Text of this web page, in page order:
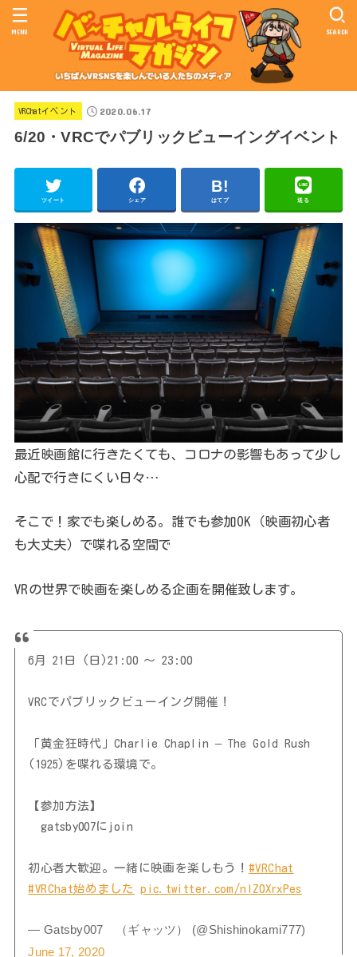
SEARCH
MENU
VRChatイベント 2020.06.17
6/20・VRCでパブリックビューイングイベント
ツイート シェア はてブ 送る
最近映画館に行きたくても、コロナの影響もあって少し
心配で行きにくい日々…
そこで！家でも楽しめる。誰でも参加OK（映画初心者
も大丈夫）で喋れる空間で
VRの世界で映画を楽しめる企画を開催致します。
6月 21日 (日)21:00 ～ 23:00
VRCでパブリックビューイング開催！
「黄金狂時代」Charlie Chaplin – The Gold Rush
(1925)を喋れる環境で。
【参加方法】
gatsby007にjoin
初心者大歓迎。一緒に映画を楽しもう！#VRChat
#VRChat始めました
pic.twitter.com/nIZ0XrxPes
— Gatsby007 （ギャッツ） (@Shishinokami777)
June 17, 2020